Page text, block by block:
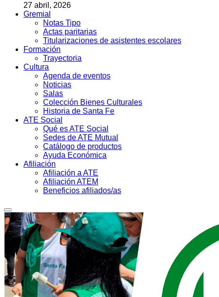
27 abril, 2026
Gremial
Notas Tipo
Actas paritarias
Titularizaciones de asistentes escolares
Formación
Trayectoria
Cultura
Agenda de eventos
Noticias
Salas
Colección Bienes Culturales
Historia de Santa Fe
ATE Social
Qué es ATE Social
Sedes de ATE Mutual
Catálogo de productos
Ayuda Económica
Afiliación
Afiliación a ATE
Afiliación ATEM
Beneficios afiliados/as